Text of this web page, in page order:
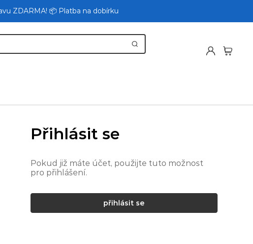
ZDARMA! 📦 Platba na dobírku
Přihlásit se
Pokud již máte účet, použijte tuto možnost
pro přihlášení.
přihlásit se